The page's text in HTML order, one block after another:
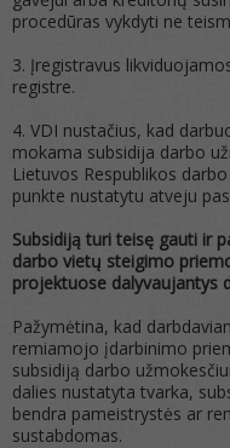
procedūras vykdyti ne
3. Įregistravus
registre.
4. VDI nustačius, kad
mokama subsidija darbo
Lietuvos Respublikos
punkte nustatytu atveju
Subsidiją turi teisę gauti ir
darbo vietų steigimo
projektuose dalyvaujantys
Pažymėtina, kad
remiamojo įdarbinimo
subsidiją darbo
dalies nustatyta tvarka,
bendra pameistrystės ar
sustabdomas.